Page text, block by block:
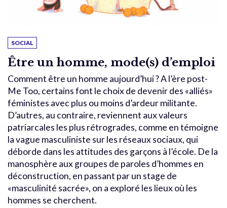
SOCIAL
Être un homme, mode(s) d’emploi
Comment être un homme aujourd’hui ? A l’ère post-
Me Too, certains font le choix de devenir des «alliés»
féministes avec plus ou moins d’ardeur militante.
D’autres, au contraire, reviennent aux valeurs
patriarcales les plus rétrogrades, comme en témoigne
la vague masculiniste sur les réseaux sociaux, qui
déborde dans les attitudes des garçons à l’école. De la
manosphère aux groupes de paroles d’hommes en
déconstruction, en passant par un stage de
«masculinité sacrée», on a exploré les lieux où les
hommes se cherchent.